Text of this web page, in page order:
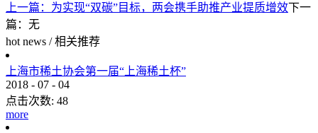
上一篇： 为实现“双碳”目标，两会携手助推产业提质增效下一
篇：无
hot news / 相关推荐
上海市稀土协会第一届“上海稀土杯”
2018 - 07 - 04
点击次数: 48
more